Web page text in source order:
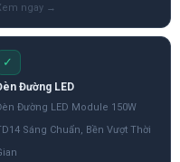
✓
Đường LED
Đường LED Module 150W
Sáng Chuẩn, Bền Vượt Thời